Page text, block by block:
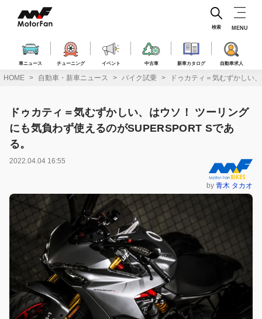
ス
車ニュース チューニング イベント 中古車 新車カタログ 自動車求人
検索 MENU
HOME 自動車・新車ニュース バイク試乗 ドゥカティ＝気むずかしい
ドゥカティ＝気むずかしい、はウソ！ ツーリング
にも気負わず使えるのがSUPERSPORT Sであ
る。
2022.04.04 16:55
by 青木 タカオ